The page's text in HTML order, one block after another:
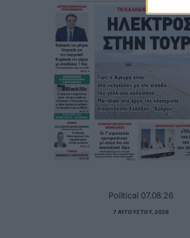
Political 07.08.26
7 ΑΥΓΟΎΣΤΟΥ, 2026